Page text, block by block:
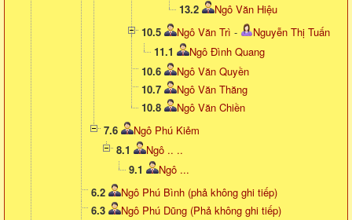
13.2
Ngô Văn Hiệu
10.5
Ngô Văn Trì -
Nguyễn Thị Tuấn
11.1
Ngô Đình Quang
10.6
Ngô Văn Quyền
10.7
Ngô Văn Thăng
10.8
Ngô Văn Chiền
7.6
Ngô Phú Kiẻm
8.1
Ngô .. ..
9.1
Ngô ...
6.2
Ngô Phú Bình (phả không ghi tiếp)
6.3
Ngô Phú Dũng (Phả không ghi tiếp)